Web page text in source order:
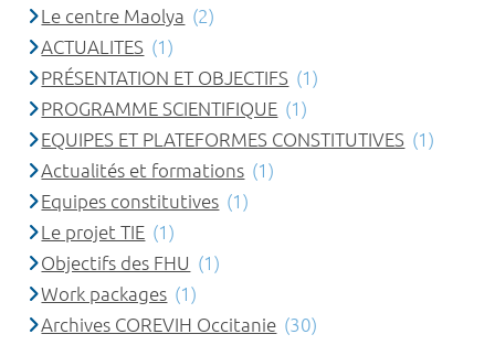
Le centre Maolya (2)
ACTUALITES (1)
PRÉSENTATION ET OBJECTIFS (1)
PROGRAMME SCIENTIFIQUE (1)
EQUIPES ET PLATEFORMES CONSTITUTIVES (1)
Actualités et formations (1)
Equipes constitutives (1)
Le projet TIE (1)
Objectifs des FHU (1)
Work packages (1)
Archives COREVIH Occitanie (30)